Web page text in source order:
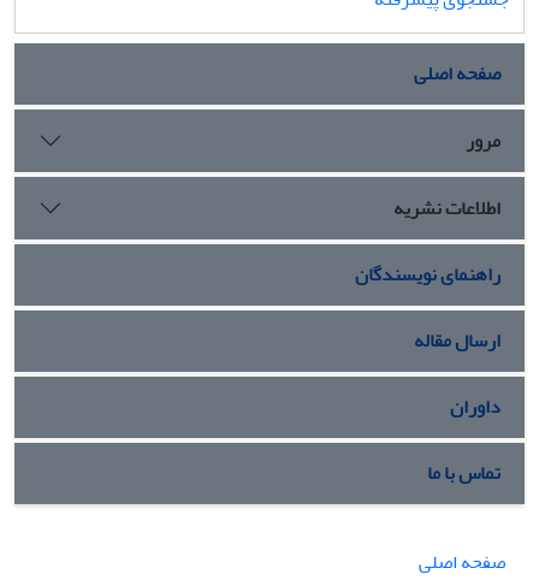
صفحه اصلی
مرور
اطلاعات نشریه
راهنمای نویسندگان
ارسال مقاله
داوران
تماس با ما
صفحه اصلی